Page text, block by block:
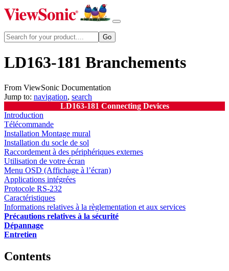
LD163-181 Branchements
From ViewSonic Documentation
Jump to: navigation, search
LD163-181 Connecting Devices
Introduction
Télécommande
Installation Montage mural
Installation du socle de sol
Raccordement à des périphériques externes
Utilisation de votre écran
Menu OSD (Affichage à l’écran)
Applications intégrées
Protocole RS-232
Caractéristiques
Informations relatives à la règlementation et aux services
Précautions relatives à la sécurité
Dépannage
Entretien
Contents